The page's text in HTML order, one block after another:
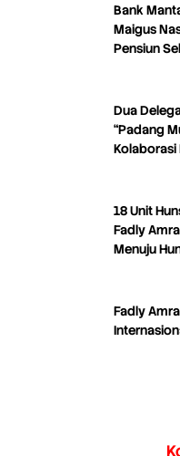
Bank
Maigus
Pensiun
Dua
“Padang
Kolaborasi
18 Unit
Fadly
Menuju
Fadly